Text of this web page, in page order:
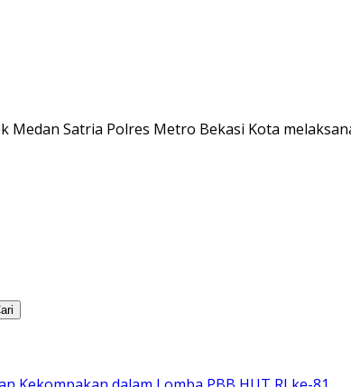
Medan Satria Polres Metro Bekasi Kota